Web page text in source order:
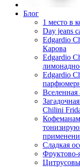
Блог
1 место в
Day jeans
Edgardio
Карова
Edgardio
Edgardio
Вселенная
Chilini
Сладкая
Фруктово-